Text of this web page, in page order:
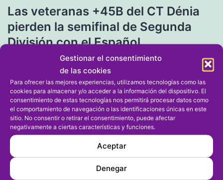
Gestionar el consentimiento
de las cookies
Para ofrecer las mejores experiencias, utilizamos tecnologías como las
cookies para almacenar y/o acceder a la información del dispositivo. El
consentimiento de estas tecnologías nos permitirá procesar datos como
el comportamiento de navegación o las identificaciones únicas en este
sitio. No consentir o retirar el consentimiento, puede afectar
negativamente a ciertas características y funciones.
Aceptar
Denegar
de
entradas
Las veteranas +45B del CT Dénia
pierden la semifinal de Segunda
División con el Español
Entrada siguiente
El Torneo Benéfico Asociación
Cerebrum se disputa este fin de
semana